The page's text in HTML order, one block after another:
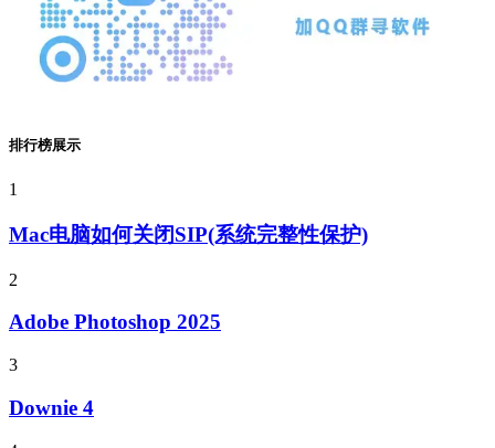
排行榜展示
1
Mac电脑如何关闭SIP(系统完整性保护)
2
Adobe Photoshop 2025
3
Downie 4